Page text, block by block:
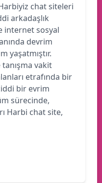
chat siteleri
arkadaşlık
internet sosyal
devrim
yaşatmıştır.
vakit
etrafında bir
bir evrim
sürecinde,
Harbi chat site,